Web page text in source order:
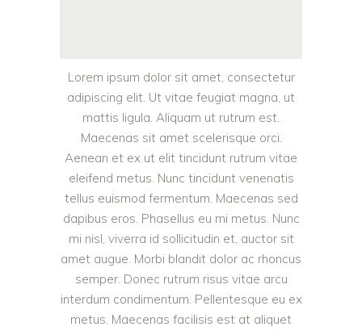
Lorem ipsum dolor sit amet, consectetur
adipiscing elit. Ut vitae feugiat magna, ut
mattis ligula. Aliquam ut rutrum est.
Maecenas sit amet scelerisque orci.
Aenean et ex ut elit tincidunt rutrum vitae
eleifend metus. Nunc tincidunt venenatis
tellus euismod fermentum. Maecenas sed
dapibus eros. Phasellus eu mi metus. Nunc
mi nisl, viverra id sollicitudin et, auctor sit
amet augue. Morbi blandit dolor ac rhoncus
semper. Donec rutrum risus vitae arcu
interdum condimentum. Pellentesque eu ex
metus. Maecenas facilisis est at aliquet